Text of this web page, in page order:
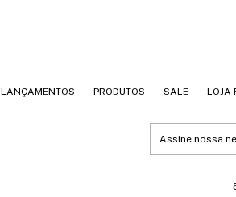
LANÇAMENTOS PRODUTOS SALE LOJA